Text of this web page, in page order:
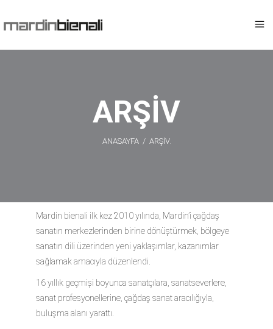
ARŞİV
ANASAYFA/ ARŞİV.
Mardin bienali ilk kez 2010 yılında, Mardin’i çağdaş
sanatın merkezlerinden birine dönüştürmek, bölgeye
sanatın dili üzerinden yeni yaklaşımlar, kazanımlar
sağlamak amacıyla düzenlendi.
16 yıllık geçmişi boyunca sanatçılara, sanatseverlere,
sanat profesyonellerine, çağdaş sanat aracılığıyla,
buluşma alanı yarattı.